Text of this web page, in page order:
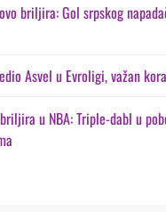
briljira: Gol srpskog
Asvel u Evroligi, važan
u NBA: Triple-dabl u